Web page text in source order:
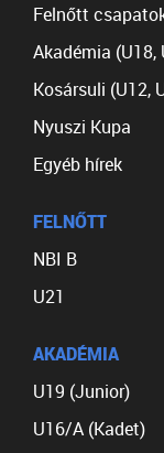
Felnőtt
Akadémia (U18,
Kosársuli (U12,
Nyuszi Kupa
Egyéb hírek
FELNŐTT
NBI B
U21
AKADÉMIA
U19 (Junior)
U16/A (Kadet)